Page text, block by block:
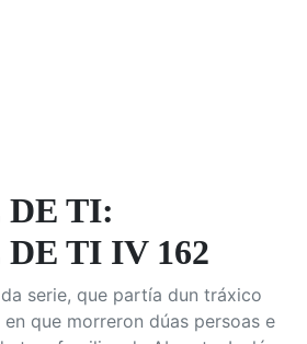
DE TI:
TI IV 162
serie, que partía dun tráxico
que morreron dúas persoas e